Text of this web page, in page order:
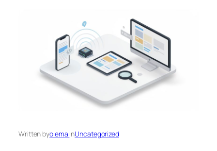
Written byolemaiinUncategorized